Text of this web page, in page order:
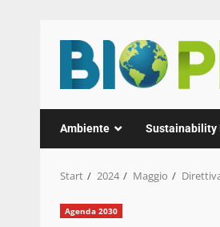
Inhalt
springen
Ambiente Sustainability
Start 2024 Maggio
Agenda 2030